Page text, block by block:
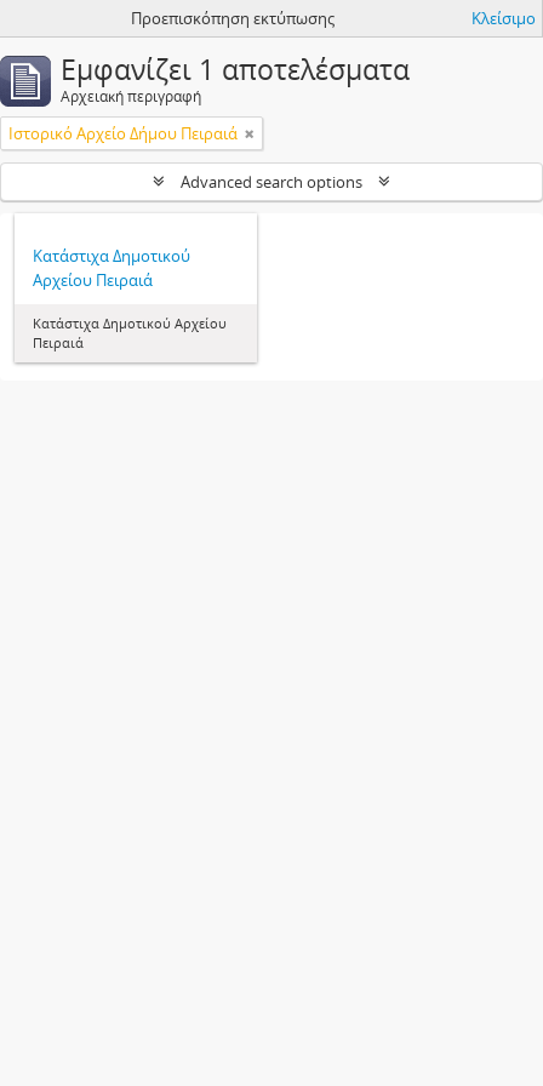
Προεπισκόπηση εκτύπωσης Κλείσιμο
Εμφανίζει 1 αποτελέσματα
Αρχειακή περιγραφή
Ιστορικό Αρχείο Δήμου Πειραιά
Advanced search options
Κατάστιχα Δημοτικού
Αρχείου Πειραιά
Κατάστιχα Δημοτικού Αρχείου
Πειραιά